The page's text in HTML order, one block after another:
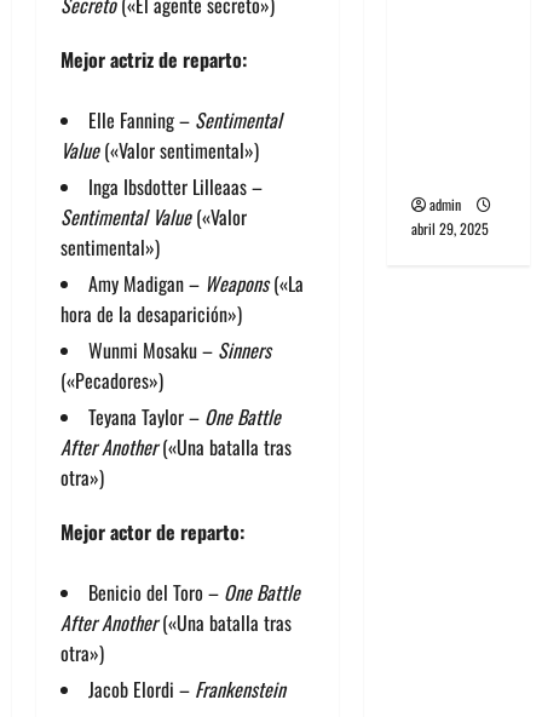
Mejor actriz de reparto:
Elle Fanning – Sentimental
Value(«Valor sentimental»)
Inga Ibsdotter Lilleaas –
Sentimental Value(«Valor
sentimental»)
Amy Madigan – Weapons(«La
hora de la desaparición»)
Wunmi Mosaku – Sinners
(«Pecadores»)
Teyana Taylor – One Battle
After Another(«Una batalla tras
otra»)
Mejor actor de reparto:
Benicio del Toro – One Battle
After Another(«Una batalla tras
otra»)
Jacob Elordi – Frankenstein
admin
abril 29, 2025